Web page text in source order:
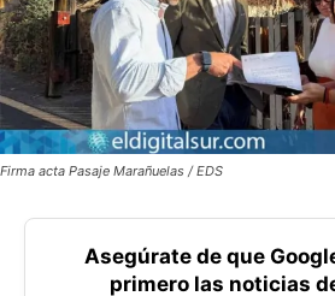
Firma acta Pasaje Marañuelas / EDS
Asegúrate de que
primero las noticias